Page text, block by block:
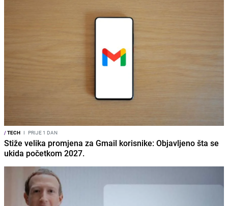
/TECH I PRIJE 1 DAN
Stiže velika promjena za Gmail korisnike: Objavljeno šta se
ukida početkom 2027.